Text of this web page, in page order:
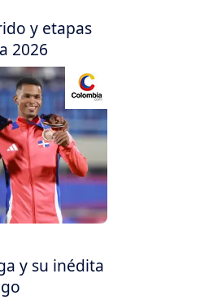
y etapas
2026
y su inédita